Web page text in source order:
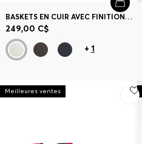
BASKETS EN CUIR AVEC FINITIONS EN CUIR SUÉDÉ
249,00 C$
+ 1
Meilleures ventes